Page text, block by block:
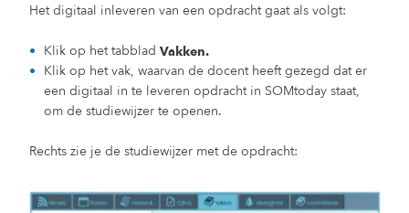
Het digitaal inleveren van een opdracht gaat als volgt:
Klik op het tabblad Vakken.
Klik op het vak, waarvan de docent heeft gezegd dat er
een digitaal in te leveren opdracht in SOMtoday staat,
om de studiewijzer te openen.
Rechts zie je de studiewijzer met de opdracht: